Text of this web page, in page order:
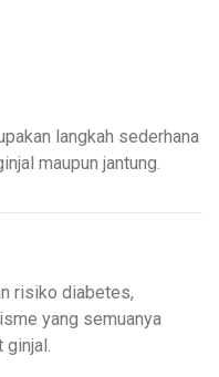
langkah sederhana
maupun jantung.
risiko diabetes,
yang semuanya